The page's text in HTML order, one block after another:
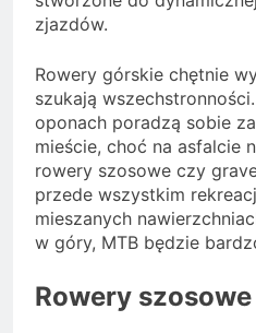
zjazdów.
Rowery górskie chętnie
szukają
oponach poradzą sobie
mieście, choć na asfalcie
rowery szosowe czy
przede wszystkim
mieszanych
w góry, MTB będzie
Rowery szosowe